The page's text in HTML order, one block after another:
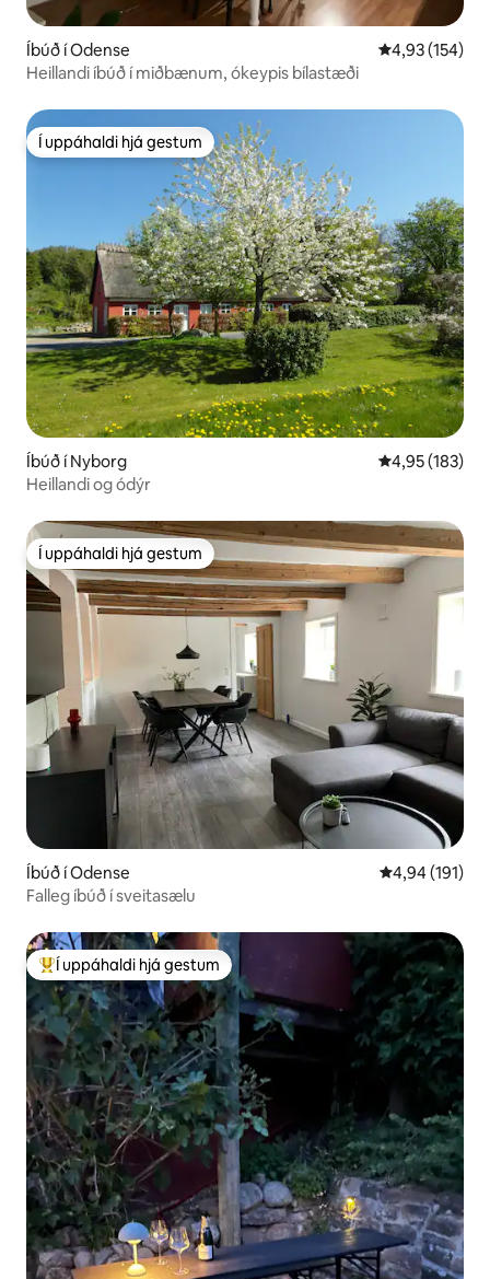
Íbúð í Odense 4,93 af 5 í
4,93 (154)
Heillandi íbúð í miðbænum, ókeypis bílastæði
Í uppáhaldi hjá gestum
Í uppáhaldi hjá gestum
Íbúð í Nyborg 4,95 af 5 í
4,95 (183)
Heillandi og ódýr
Í uppáhaldi hjá gestum
Í uppáhaldi hjá gestum
Íbúð í Odense 4,94 af 5 í
4,94 (191)
Falleg íbúð í sveitasælu
Í mestu uppáhaldi hjá gestum
Í uppáhaldi hjá gestum